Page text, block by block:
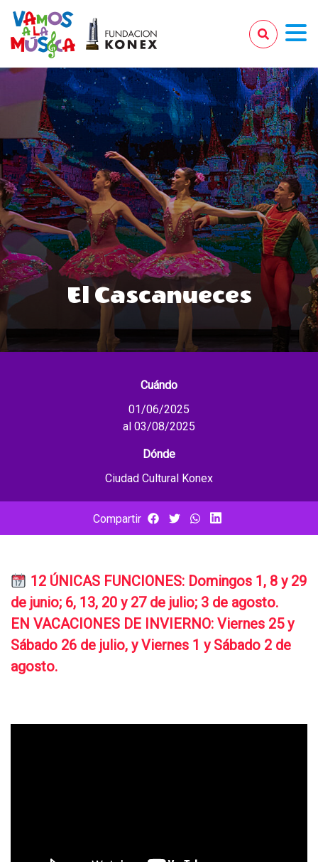
El Cascanueces
Cuándo
01/06/2025
al 03/08/2025
Dónde
Ciudad Cultural Konex
Compartir
12 ÚNICAS FUNCIONES: Domingos 1, 8 y 29
de junio; 6, 13, 20 y 27 de julio; 3 de agosto.
EN VACACIONES DE INVIERNO: Viernes 25 y
Sábado 26 de julio, yViernes 1 y Sábado 2 de
agosto.